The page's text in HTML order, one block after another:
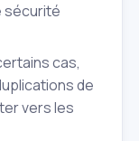
sécurité
cas,
de
vers les